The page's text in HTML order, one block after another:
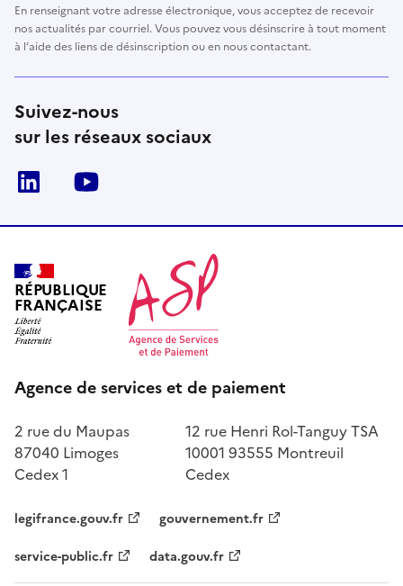
En renseignant votre adresse électronique, vous acceptez de recevoir
nos actualités par courriel. Vous pouvez vous désinscrire à tout moment
à l’aide des liens de désinscription ou en nous contactant.
Suivez-nous
sur les réseaux sociaux
LinkedIn
RÉPUBLIQUE
FRANÇAISE
Agence de services et de paiement
2 rue du Maupas
87040 Limoges
Cedex 1
12 rue Henri Rol-Tanguy TSA
10001 93555 Montreuil
Cedex
legifrance.gouv.fr
gouvernement.fr
service-public.fr
data.gouv.fr